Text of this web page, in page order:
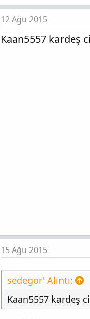
12 Ağu 2015
Kaan5557 kardeş
15 Ağu 2015
sedegor' Alıntı:
Kaan5557 kardeş